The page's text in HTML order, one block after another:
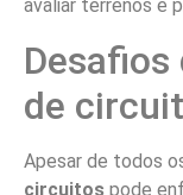
agrícola e a
útil dos
prazo. Dessa
sistemas de
o uso da energia,
mais sustentável e